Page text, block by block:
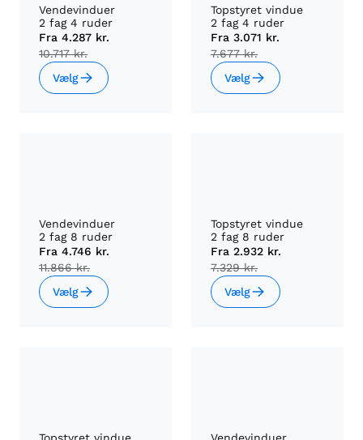
Vendevinduer
2 fag 4 ruder
Fra 4.287 kr.
10.717 kr.
Vælg
Topstyret vindue
2 fag 4 ruder
Fra 3.071 kr.
7.677 kr.
Vælg
Vendevinduer
2 fag 8 ruder
Fra 4.746 kr.
11.866 kr.
Vælg
Topstyret vindue
2 fag 8 ruder
Fra 2.932 kr.
7.329 kr.
Vælg